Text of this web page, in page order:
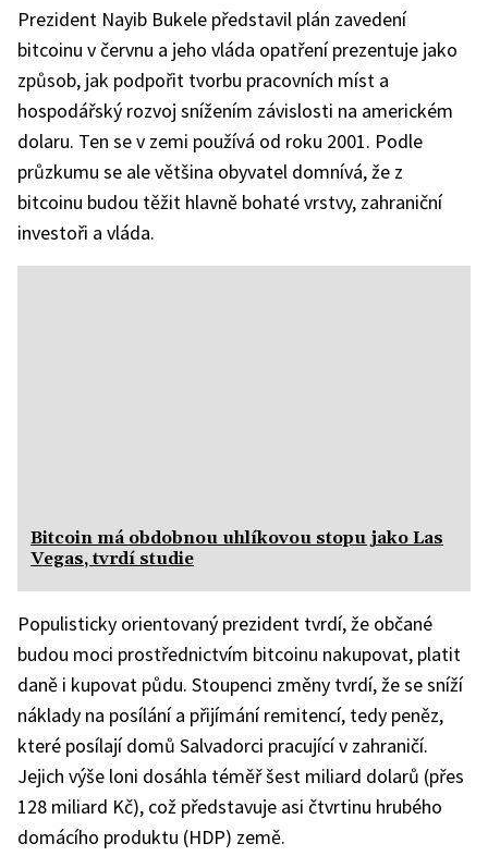
Prezident Nayib Bukele představil plán zavedení
bitcoinu v červnu a jeho vláda opatření prezentuje jako
způsob, jak podpořit tvorbu pracovních míst a
hospodářský rozvoj snížením závislosti na americkém
dolaru. Ten se v zemi používá od roku 2001. Podle
průzkumu se ale většina obyvatel domnívá, že z
bitcoinu budou těžit hlavně bohaté vrstvy, zahraniční
investoři a vláda.
Bitcoin má obdobnou uhlíkovou stopu jako Las
Vegas, tvrdí studie
Populisticky orientovaný prezident tvrdí, že občané
budou moci prostřednictvím bitcoinu nakupovat, platit
daně i kupovat půdu. Stoupenci změny tvrdí, že se sníží
náklady na posílání a přijímání remitencí, tedy peněz,
které posílají domů Salvadorci pracující v zahraničí.
Jejich výše loni dosáhla téměř šest miliard dolarů (přes
128 miliard Kč), což představuje asi čtvrtinu hrubého
domácího produktu (HDP) země.